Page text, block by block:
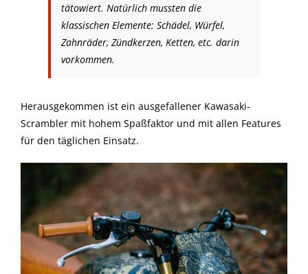
tätowiert. Natürlich mussten die
klassischen Elemente: Schädel, Würfel,
Zahnräder, Zündkerzen, Ketten, etc. darin
vorkommen.
Herausgekommen ist ein ausgefallener Kawasaki-
Scrambler mit hohem Spaßfaktor und mit allen Features
für den täglichen Einsatz.